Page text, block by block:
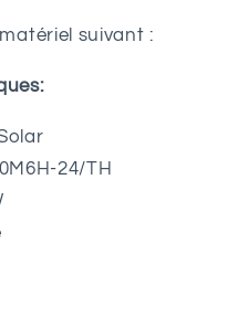
suivant :
24/TH